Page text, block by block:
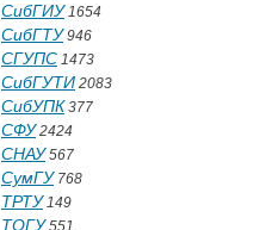
СибГИУ1654
СибГТУ946
СГУПС 1473
СибГУТИ 2083
СибУПК 377
СФУ2424
СНАУ567
СумГУ768
ТРТУ149
ТОГУ551